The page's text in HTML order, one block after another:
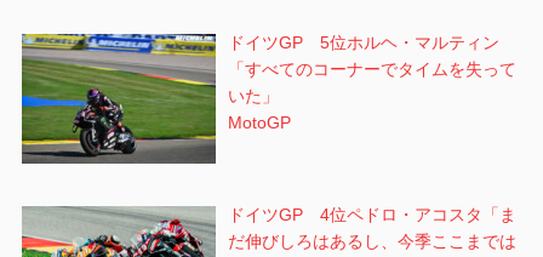
ドイツGP 5位ホルヘ・マルティン
「すべてのコーナーでタイムを失って
いた」
MotoGP
ドイツGP 4位ペドロ・アコスタ「ま
だ伸びしろはあるし、今季ここまでは